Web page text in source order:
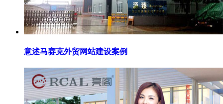
意述马赛克外贸网站建设案例